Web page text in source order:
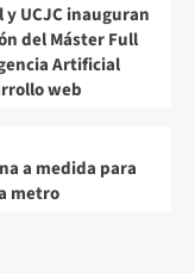
y UCJC inauguran
del Máster Full
Artificial
web
a medida para
metro